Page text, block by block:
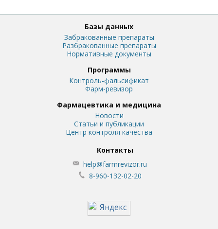
Базы данных
Забракованные препараты
Разбракованные препараты
Нормативные документы
Программы
Контроль-фальсификат
Фарм-ревизор
Фармацевтика и медицина
Новости
Статьи и публикации
Центр контроля качества
Контакты
help@farmrevizor.ru
8-960-132-02-20